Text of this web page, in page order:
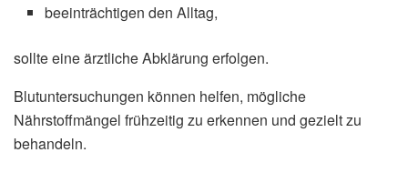
beeinträchtigen den Alltag,
sollte eine ärztliche Abklärung erfolgen.
Blutuntersuchungen können helfen, mögliche
Nährstoffmängel frühzeitig zu erkennen und gezielt zu
behandeln.